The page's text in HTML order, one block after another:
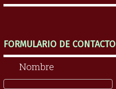
FORMULARIO DE CONTACTO
Nombre